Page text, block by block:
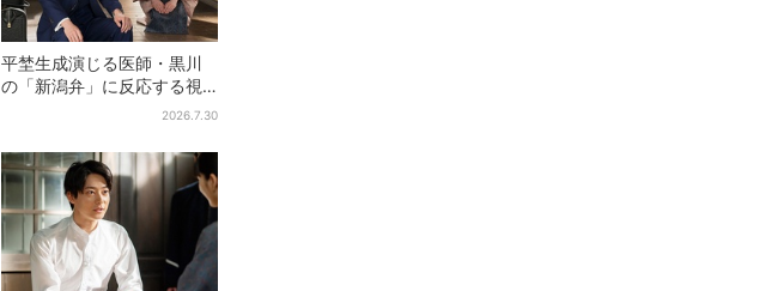
平埜生成演じる医師・黒川
の「新潟弁」に反応する視
聴者続出「グッときた」2026.7.30